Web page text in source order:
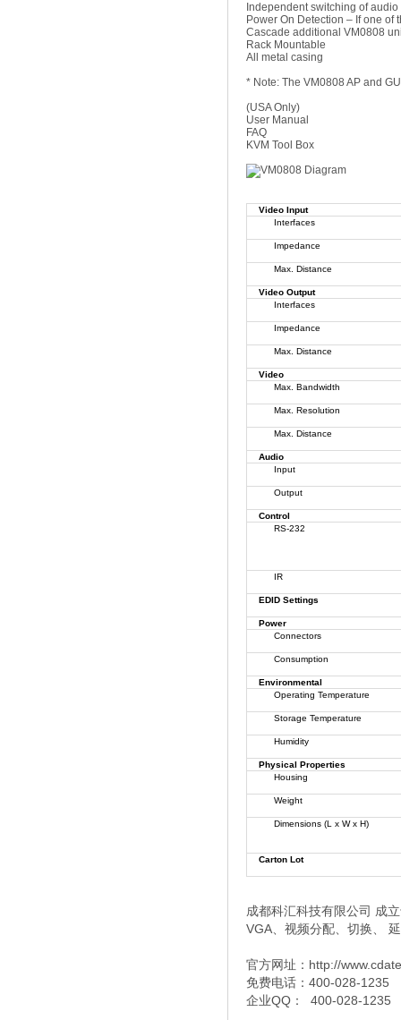
Independent switching of
Power On Detection – If one
Cascade additional VM0808
Rack Mountable
All metal casing
* Note: The VM0808 AP and
(USA Only)
User Manual
FAQ
KVM Tool Box
Video Input
Interfaces
Impedance
Max. Distance
Video Output
Interfaces
Impedance
Max. Distance
Video
Max. Bandwidth
Max. Resolution
Max. Distance
Audio
Input
Output
Control
RS-232
IR
EDID Settings
Power
Connectors
Consumption
Environmental
Operating Temperature
Storage Temperature
Humidity
Physical Properties
Housing
Weight
Dimensions (L x W x H)
Carton Lot
成都科汇科技有限公司 成
VGA、视频分配、切换、
官方网址：http://
免费电话：400-028-1235
企业QQ： 400-028-1235